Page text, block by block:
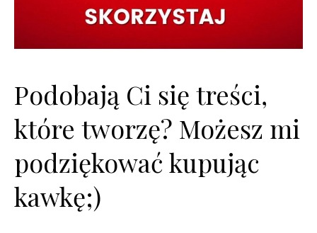
Podobają Ci się treści,
które tworzę? Możesz mi
podziękować kupując
kawkę;)